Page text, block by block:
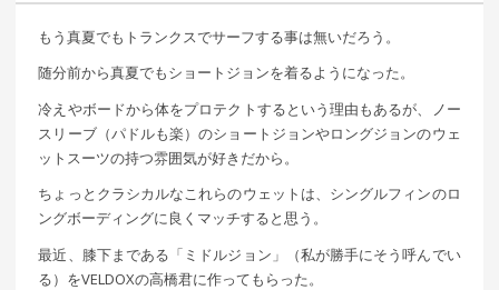
もう真夏でもトランクスでサーフする事は無いだろう。
随分前から真夏でもショートジョンを着るようになった。
冷えやボードから体をプロテクトするという理由もあるが、ノー
スリーブ（パドルも楽）のショートジョンやロングジョンのウェ
ットスーツの持つ雰囲気が好きだから。
ちょっとクラシカルなこれらのウェットは、シングルフィンのロ
ングボーディングに良くマッチすると思う。
最近、膝下まである「ミドルジョン」（私が勝手にそう呼んでい
る）をVELDOXの高橋君に作ってもらった。